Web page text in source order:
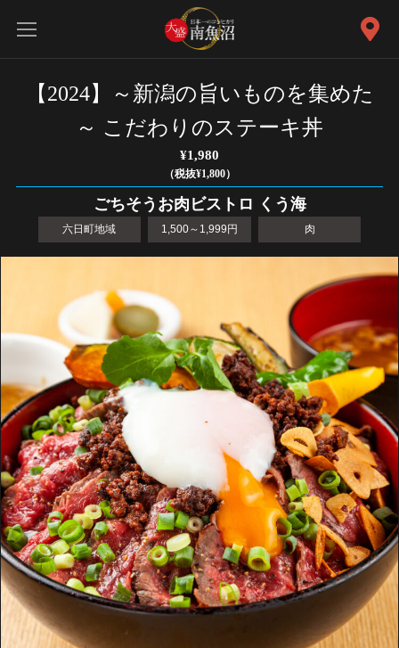
【2024】～新潟の旨いものを集めた
～ こだわりのステーキ丼
¥1,980
（税抜¥1,800）
ごちそうお肉ビストロ くう海
六日町地域 1,500～1,999円 肉